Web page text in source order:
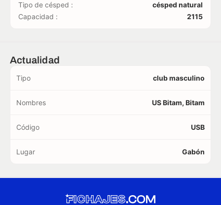
Tipo de césped :
césped natural
Capacidad :
2115
Actualidad
Tipo club masculino
Nombres US Bitam, Bitam
Código USB
Lugar Gabón